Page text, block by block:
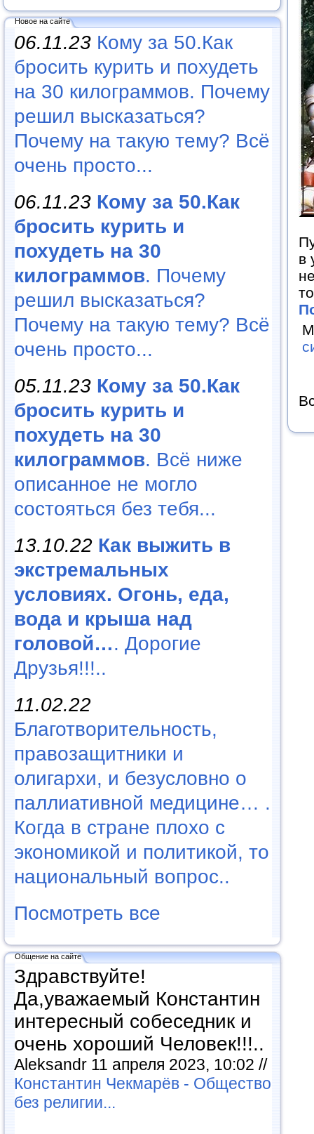
Новое на сайте
06.11.23 Кому за 50.Как
бросить курить и похудеть
на 30 килограммов. Почему
решил высказаться?
Почему на такую тему? Всё
очень просто...
06.11.23 Кому за 50.Как
бросить курить и
похудеть на 30
килограммов. Почему
решил высказаться?
Почему на такую тему? Всё
очень просто...
05.11.23 Кому за 50.Как
бросить курить и
похудеть на 30
килограммов. Всё ниже
описанное не могло
состояться без тебя...
13.10.22 Как выжить в
экстремальных
условиях. Огонь, еда,
вода и крыша над
головой…. Дорогие
Друзья!!!..
11.02.22
Благотворительность,
правозащитники и
олигархи, и безусловно о
паллиативной медицине… .
Когда в стране плохо с
экономикой и политикой, то
национальный вопрос..
Посмотреть все
Общение на сайте
Здравствуйте!
Да,уважаемый Константин
интересный собеседник и
очень хороший Человек!!!..
Aleksandr 11 апреля 2023, 10:02 //
Константин Чекмарёв - Общество
без религии...
в